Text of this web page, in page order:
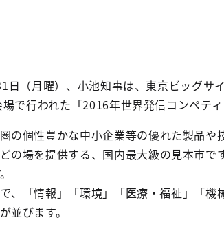
日（月曜）、小池知事は、東京ビッグサ
場で行われた「2016年世界発信コンペテ
の個性豊かな中小企業等の優れた製品や
の場を提供する、国内最大級の見本市で
、「情報」「環境」「医療・福祉」「
並びます。